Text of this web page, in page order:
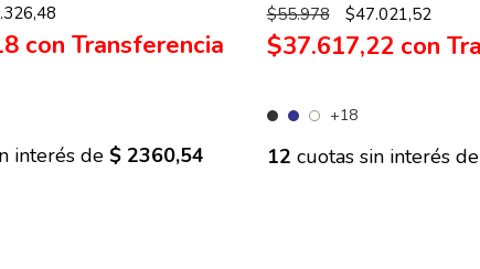
con
interés de $ 2360,54
$55.978 $47.021,52
$37.617,22 con
+18
12 cuotas sin interés de